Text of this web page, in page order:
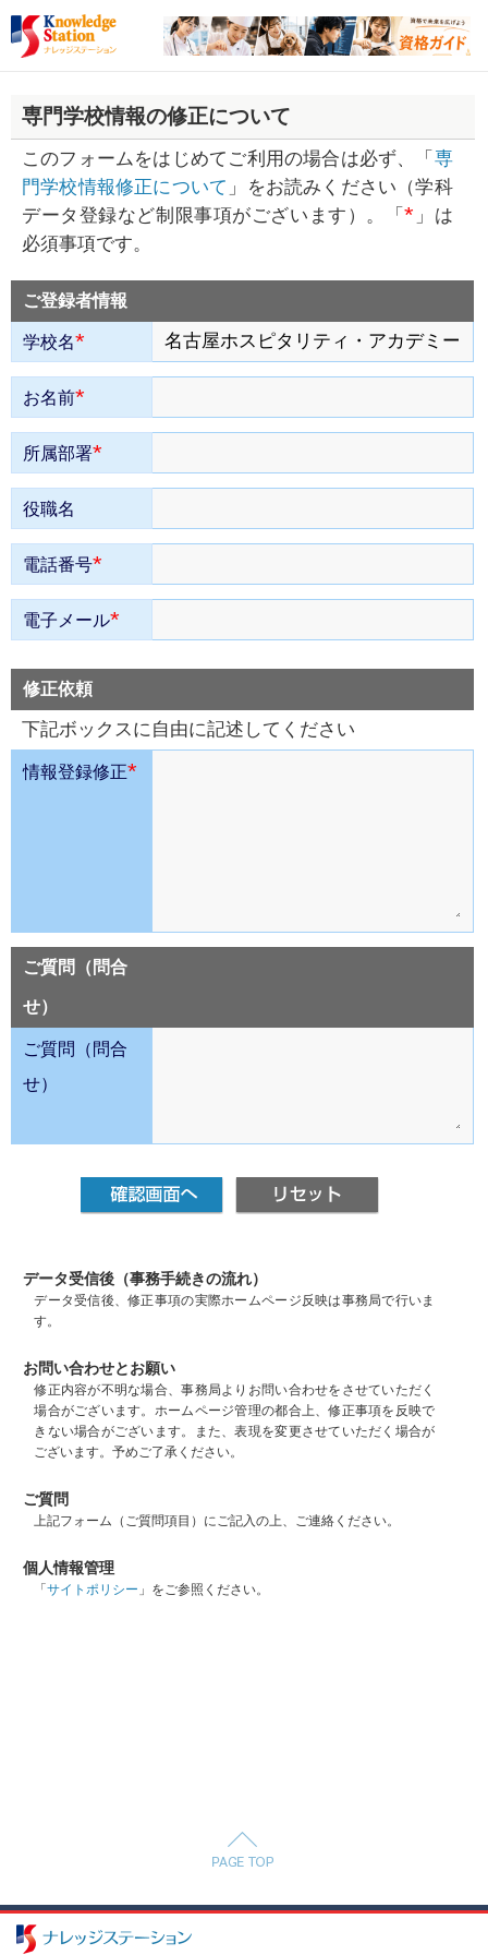
専門学校情報の修正について
このフォームをはじめてご利用の場合は必ず、「 専
門学校情報修正について 」をお読みください（学科
データ登録など制限事項がございます）。「* 」は
必須事項です。
ご登録者情報
学校名*
お名前*
所属部署*
役職名
電話番号*
電子メール*
修正依頼
下記ボックスに自由に記述してください
情報登録修正*
ご質問（問合
せ）
ご質問（問合
せ）
データ受信後（事務手続きの流れ）
データ受信後、修正事項の実際ホームページ反映は事務局で行いま
す。
お問い合わせとお願い
修正内容が不明な場合、事務局よりお問い合わせをさせていただく
場合がございます。ホームページ管理の都合上、修正事項を反映で
きない場合がございます。また、表現を変更させていただく場合が
ございます。予めご了承ください。
ご質問
上記フォーム（ご質問項目）にご記入の上、ご連絡ください。
個人情報管理
「サイトポリシー 」をご参照ください。